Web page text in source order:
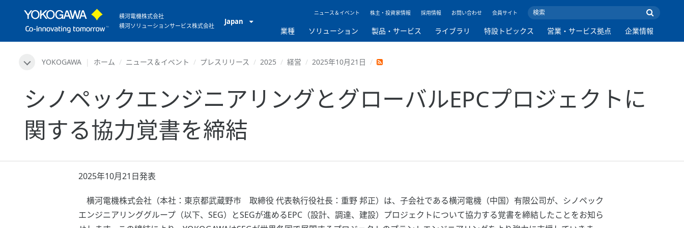
横河電機株式会社
横河ソリューションサービス株式会社
Japan
ニュース＆イベント 株主・投資家情報 採用情報 お問い合わせ 会員サイト
業種 ソリューション 製品・サービス ライブラリ 特設トピックス 営業・サービス拠点 企業情報
YOKOGAWA ホーム ニュース＆イベント プレスリリース 2025 経営 2025年10月21日
シノペックエンジニアリングとグローバルEPCプロジェクトに
関する協力覚書を締結
2025年10月21日発表
横河電機株式会社（本社：東京都武蔵野市 取締役 代表執行役社長：重野 邦正）は、子会社である横河電機（中国）有限公司が、シノペック
エンジニアリンググループ（以下、SEG）とSEGが進めるEPC（設計、調達、建設）プロジェクトについて協力する覚書を締結したことをお知ら